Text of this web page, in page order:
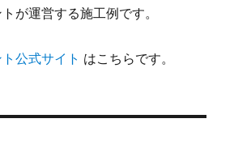
が運営する施工例です。
公式サイト はこちらです。